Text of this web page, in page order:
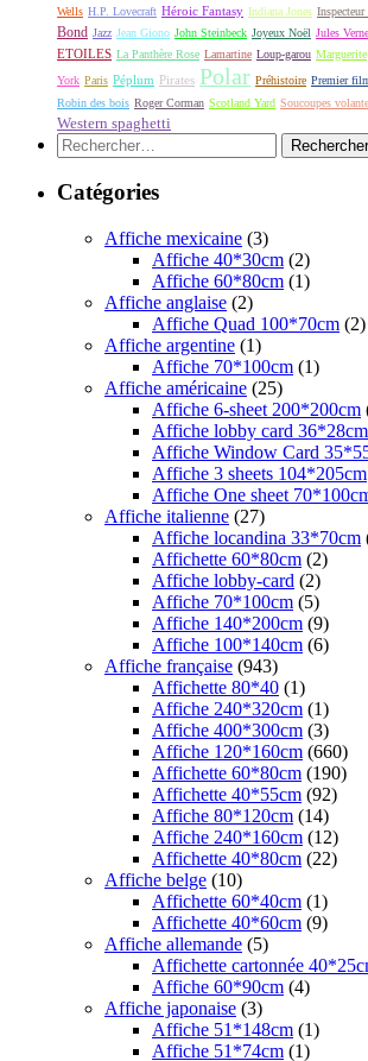
Wells H.P. Lovecraft Héroic Fantasy Indiana Jones Inspecteur
Bond Jazz Jean Giono John Steinbeck Joyeux Noël Jules Verne
ETOILES La Panthère Rose Lamartine Loup-garou Marguerite
York Paris Péplum Pirates Polar Préhistoire Premier
Robin des bois Roger Corman Scotland Yard Soucoupes
Western spaghetti
Rechercher :
Catégories
Affiche mexicaine (3)
Affiche 40*30cm (2)
Affiche 60*80cm (1)
Affiche anglaise (2)
Affiche Quad 100*70cm (2)
Affiche argentine (1)
Affiche 70*100cm (1)
Affiche américaine (25)
Affiche 6-sheet 200*200cm
Affiche lobby card 36*28cm
Affiche Window Card
Affiche 3 sheets 104*205cm
Affiche One sheet
Affiche italienne (27)
Affiche locandina 33*70cm
Affichette 60*80cm (2)
Affiche lobby-card (2)
Affiche 70*100cm (5)
Affiche 140*200cm (9)
Affiche 100*140cm (6)
Affiche française (943)
Affichette 80*40 (1)
Affiche 240*320cm (1)
Affiche 400*300cm (3)
Affiche 120*160cm (660)
Affichette 60*80cm (190)
Affichette 40*55cm (92)
Affiche 80*120cm (14)
Affiche 240*160cm (12)
Affichette 40*80cm (22)
Affiche belge (10)
Affichette 60*40cm (1)
Affichette 40*60cm (9)
Affiche allemande (5)
Affichette cartonnée
Affiche 60*90cm (4)
Affiche japonaise (3)
Affiche 51*148cm (1)
Affiche 51*74cm (1)